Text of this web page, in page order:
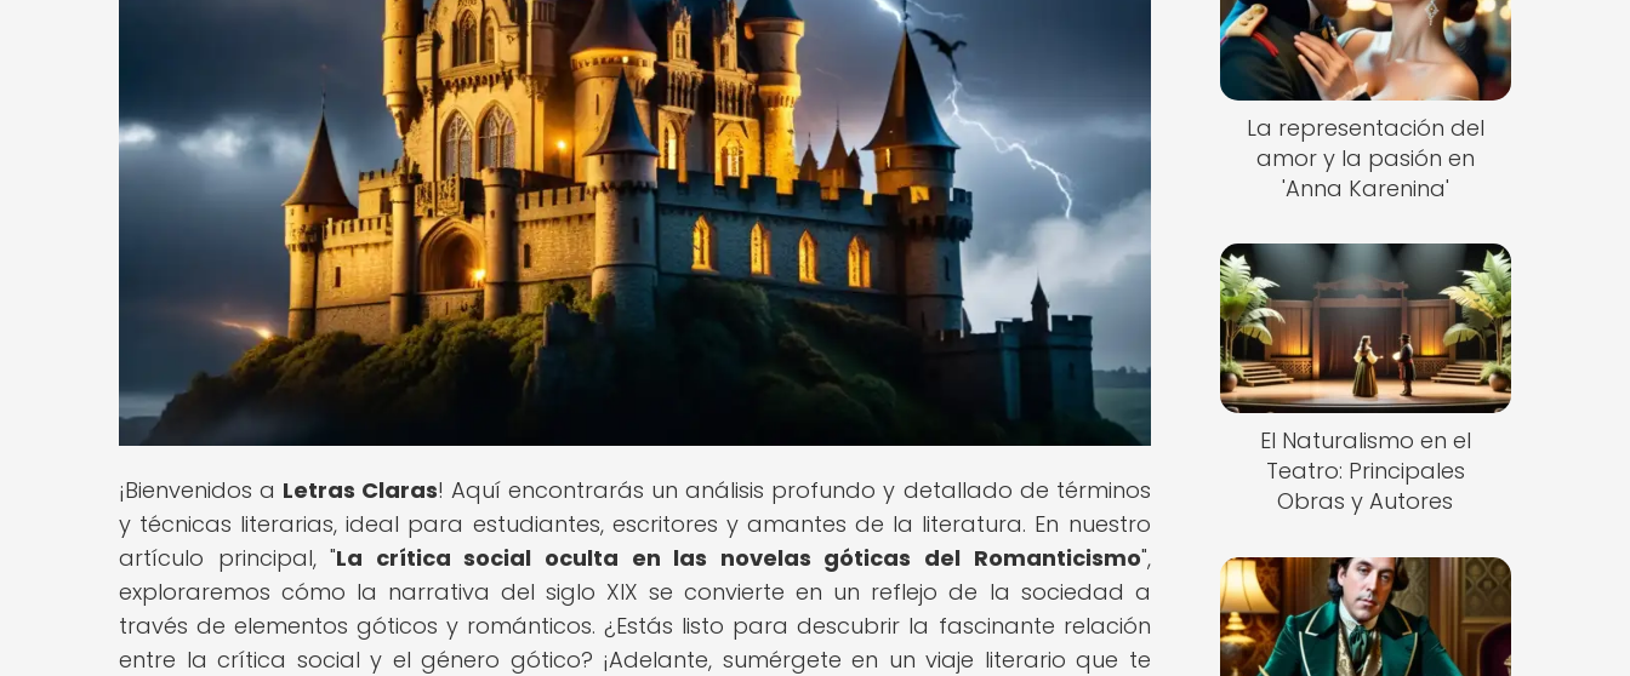
¡Bienvenidos a Letras Claras! Aquí encontrarás un análisis profundo y detallado de términos
y técnicas literarias, ideal para estudiantes, escritores y amantes de la literatura. En nuestro
artículo principal, "La crítica social oculta en las novelas góticas del Romanticismo",
exploraremos cómo la narrativa del siglo XIX se convierte en un reflejo de la sociedad a
través de elementos góticos y románticos. ¿Estás listo para descubrir la fascinante relación
entre la crítica social y el género gótico? ¡Adelante, sumérgete en un viaje literario que te
La representación del
amor y la pasión en
'Anna Karenina'
El Naturalismo en el
Teatro: Principales
Obras y Autores